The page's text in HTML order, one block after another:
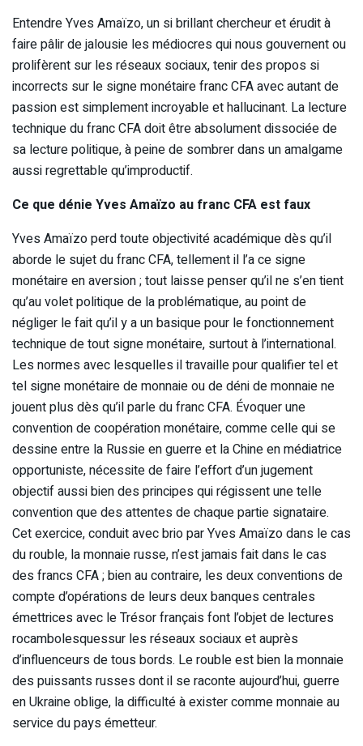
Entendre Yves Amaïzo, un si brillant chercheur et érudit à
faire pâlir de jalousie les médiocres qui nous gouvernent ou
prolifèrent sur les réseaux sociaux, tenir des propos si
incorrects sur le signe monétaire franc CFA avec autant de
passion est simplement incroyable et hallucinant. La lecture
technique du franc CFA doit être absolument dissociée de
sa lecture politique, à peine de sombrer dans un amalgame
aussi regrettable qu’improductif.
Ce que dénie Yves Amaïzo au franc CFA est faux
Yves Amaïzo perd toute objectivité académique dès qu’il
aborde le sujet du franc CFA, tellement il l’a ce signe
monétaire en aversion ; tout laisse penser qu’il ne s’en tient
qu’au volet politique de la problématique, au point de
négliger le fait qu’il y a un basique pour le fonctionnement
technique de tout signe monétaire, surtout à l’international.
Les normes avec lesquelles il travaille pour qualifier tel et
tel signe monétaire de monnaie ou de déni de monnaie ne
jouent plus dès qu’il parle du franc CFA. Évoquer une
convention de coopération monétaire, comme celle qui se
dessine entre la Russie en guerre et la Chine en médiatrice
opportuniste, nécessite de faire l’effort d’un jugement
objectif aussi bien des principes qui régissent une telle
convention que des attentes de chaque partie signataire.
Cet exercice, conduit avec brio par Yves Amaïzo dans le cas
du rouble, la monnaie russe, n’est jamais fait dans le cas
des francs CFA ; bien au contraire, les deux conventions de
compte d’opérations de leurs deux banques centrales
émettrices avec le Trésor français font l’objet de lectures
rocambolesquessur les réseaux sociaux et auprès
d’influenceurs de tous bords. Le rouble est bien la monnaie
des puissants russes dont il se raconte aujourd’hui, guerre
en Ukraine oblige, la difficulté à exister comme monnaie au
service du pays émetteur.